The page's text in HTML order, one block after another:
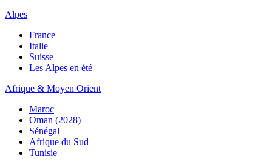
Alpes
France
Italie
Suisse
Les Alpes en été
Afrique & Moyen Orient
Maroc
Oman (2028)
Sénégal
Afrique du Sud
Tunisie